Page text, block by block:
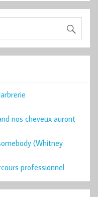
nos cheveux auront
(Whitney
professionnel